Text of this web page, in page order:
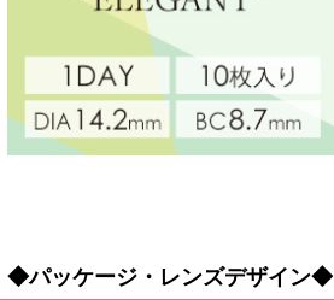
◆パッケージ・レンズデザイン◆